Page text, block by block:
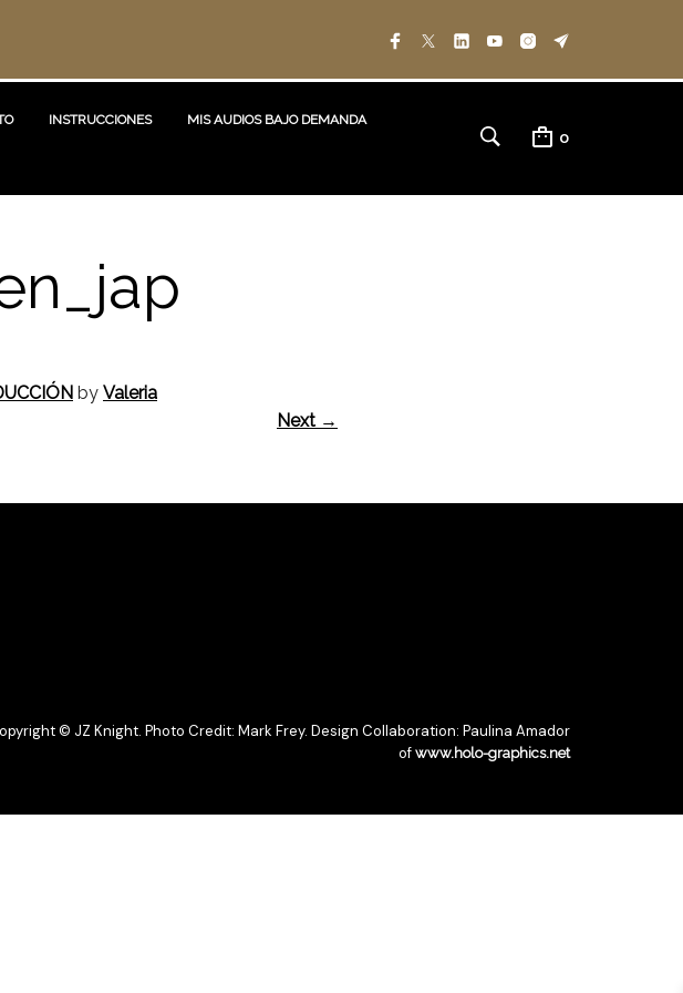
INSTRUCCIONES
MIS AUDIOS BAJO DEMANDA
0
by Valeria
Next →
© JZ Knight. Photo Credit: Mark Frey. Design Collaboration: Paulina Amador
of www.holo-graphics.net